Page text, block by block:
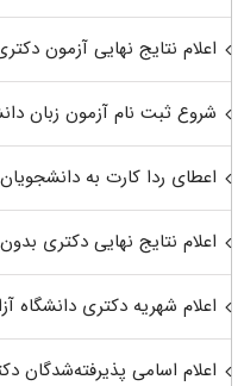
اعلام نتایج نهایی آزمون دکتری سال ۱۴۰۵ در
شروع ثبت نام آزمون زبان
اعطای ردا کارت به دانشجویان
اعلام نتایج نهایی دکتری بدون
اعلام شهریه دکتری دانشگاه آزاد
اعلام اسامی پذیرفته‌شدگان